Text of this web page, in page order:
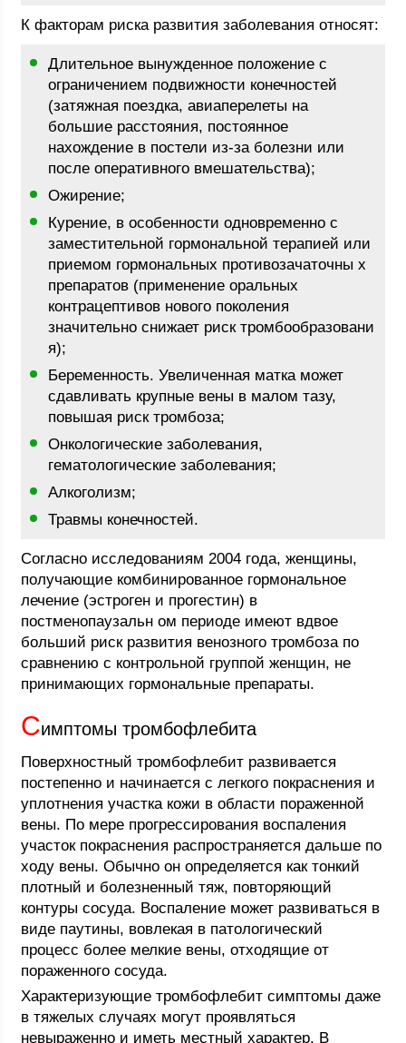
К факторам риска развития заболевания относят:
Длительное вынужденное положение с
ограничением подвижности конечностей
(затяжная поездка, авиаперелеты на
большие расстояния, постоянное
нахождение в постели из-за болезни или
после оперативного вмешательства);
Ожирение;
Курение, в особенности одновременно с
заместительной гормональной терапией или
приемом гормональных противозачаточны х
препаратов (применение оральных
контрацептивов нового поколения
значительно снижает риск тромбообразовани
я);
Беременность. Увеличенная матка может
сдавливать крупные вены в малом тазу,
повышая риск тромбоза;
Онкологические заболевания,
гематологические заболевания;
Алкоголизм;
Травмы конечностей.
Согласно исследованиям 2004 года, женщины,
получающие комбинированное гормональное
лечение (эстроген и прогестин) в
постменопаузальн ом периоде имеют вдвое
больший риск развития венозного тромбоза по
сравнению с контрольной группой женщин, не
принимающих гормональные препараты.
Симптомы тромбофлебита
Поверхностный тромбофлебит развивается
постепенно и начинается с легкого покраснения и
уплотнения участка кожи в области пораженной
вены. По мере прогрессирования воспаления
участок покраснения распространяется дальше по
ходу вены. Обычно он определяется как тонкий
плотный и болезненный тяж, повторяющий
контуры сосуда. Воспаление может развиваться в
виде паутины, вовлекая в патологический
процесс более мелкие вены, отходящие от
пораженного сосуда.
Характеризующие тромбофлебит симптомы даже
в тяжелых случаях могут проявляться
невыраженно и иметь местный характер. В